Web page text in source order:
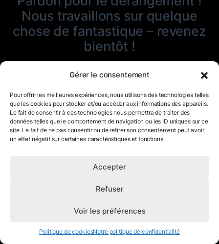
Gérer le consentement
Pour offrir les meilleures expériences, nous utilisons des technologies telles
que les cookies pour stocker et/ou accéder aux informations des appareils.
Le fait de consentir à ces technologies nous permettra de traiter des
données telles que le comportement de navigation ou les ID uniques sur ce
site. Le fait de ne pas consentir ou de retirer son consentement peut avoir
un effet négatif sur certaines caractéristiques et fonctions.
Accepter
Refuser
Voir les préférences
Politique de cookiesNotre politique de confidentialité
Nous travaillons sur quelque
chose de fantastique – revenez
bientôt !